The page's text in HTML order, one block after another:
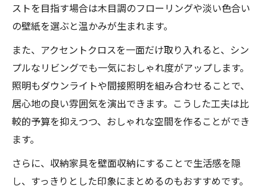
ストを目指す場合は木目調のフローリングや淡い色合い
の壁紙を選ぶと温かみが生まれます。
また、アクセントクロスを一面だけ取り入れると、シン
プルなリビングでも一気におしゃれ度がアップします。
照明もダウンライトや間接照明を組み合わせることで、
居心地の良い雰囲気を演出できます。こうした工夫は比
較的予算を抑えつつ、おしゃれな空間を作ることができ
ます。
さらに、収納家具を壁面収納にすることで生活感を隠
し、すっきりとした印象にまとめるのもおすすめです。